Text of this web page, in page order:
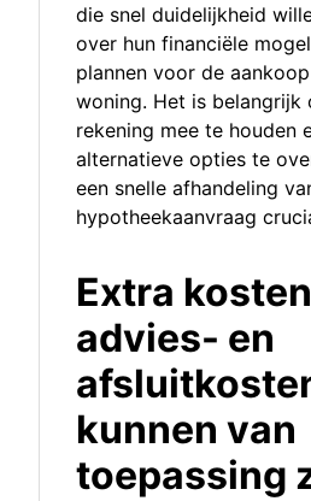
die snel duidelijkheid
over hun financiële
plannen voor de
woning. Het is belangrijk
rekening mee te houden
alternatieve opties te
een snelle afhandeling
hypotheekaanvraag
Extra
advies- en
kunnen van
toepassing